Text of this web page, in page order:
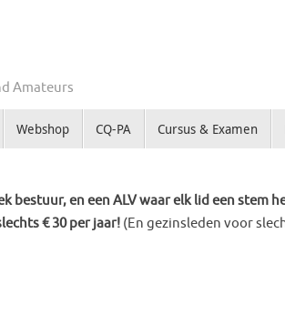
Amateurs
Webshop CQ-PA Cursus & Examen
bestuur, en een ALV waar elk lid een stem
€ 30 per jaar! (En gezinsleden voor